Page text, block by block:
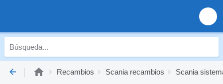
Recambios Scania recambios Scania